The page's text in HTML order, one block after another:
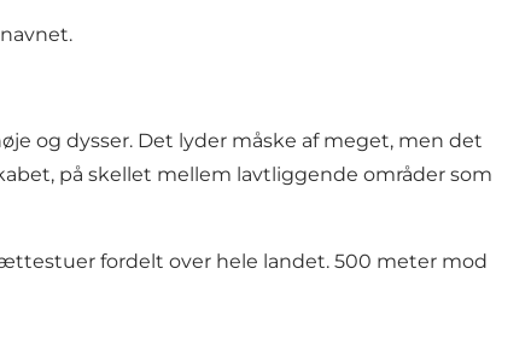
og dysser. Det lyder måske af meget, men det
på skellet mellem lavtliggende områder som
fordelt over hele landet. 500 meter mod